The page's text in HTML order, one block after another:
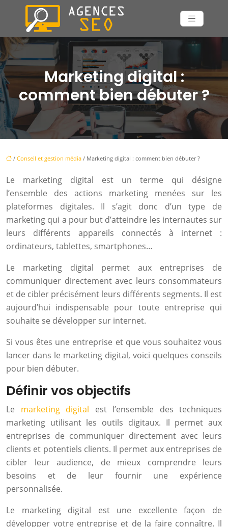
Marketing digital :
comment bien débuter ?
/ Conseil et gestion média / Marketing digital : comment bien débuter ?
Le marketing digital est un terme qui désigne
l’ensemble des actions marketing menées sur les
plateformes digitales. Il s’agit donc d’un type de
marketing qui a pour but d’atteindre les internautes sur
leurs différents appareils connectés à internet :
ordinateurs, tablettes, smartphones…
Le marketing digital permet aux entreprises de
communiquer directement avec leurs consommateurs
et de cibler précisément leurs différents segments. Il est
aujourd’hui indispensable pour toute entreprise qui
souhaite se développer sur internet.
Si vous êtes une entreprise et que vous souhaitez vous
lancer dans le marketing digital, voici quelques conseils
pour bien débuter.
Définir vos objectifs
Le marketing digital est l’ensemble des techniques
marketing utilisant les outils digitaux. Il permet aux
entreprises de communiquer directement avec leurs
clients et potentiels clients. Il permet aux entreprises de
cibler leur audience, de mieux comprendre leurs
besoins et de leur fournir une expérience
personnalisée.
Le marketing digital est une excellente façon de
développer votre entreprise et de la faire connaître. Il